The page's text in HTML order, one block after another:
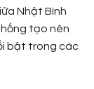
Nhật Bình
tạo nên
bật trong các